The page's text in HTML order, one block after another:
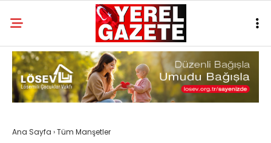
Ana Sayfa ›Tüm Manşetler